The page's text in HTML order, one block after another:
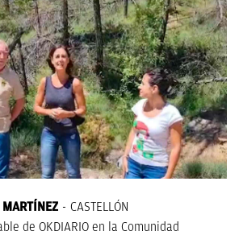
CASTELLÓN
de OKDIARIO en la Comunidad